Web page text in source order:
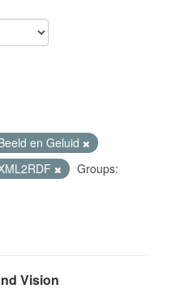
en Geluid
Groups:
Vision